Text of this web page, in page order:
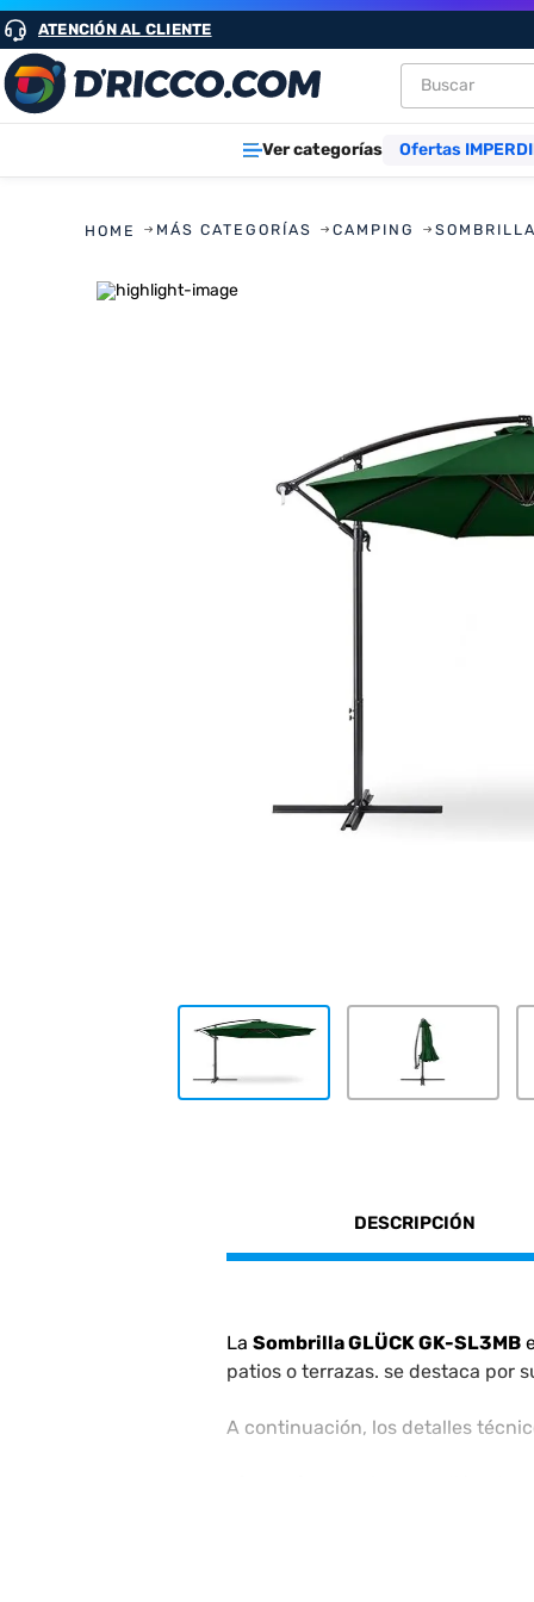
ATENCIÓN AL CLIENTE
Buscar
Ver categorías Ofertas
MÁS CATEGORÍAS CAMPING
DESCRIPCIÓN
La Sombrilla GLÜCK GK-SL3MB
patios o terrazas. se destaca por
A continuación, los detalles
TÉRMINOS
1. heladeras
7. tv
8.
freidora